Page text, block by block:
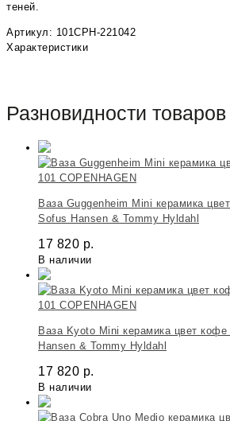
теней.
Артикул: 101CPH-221042
Характеристики
Разновидности товаров
101 COPENHAGEN
Ваза Guggenheim Mini керамика
Sofus Hansen & Tommy Hyldahl
17 820 р.
В наличии
101 COPENHAGEN
Ваза Kyoto Mini керамика цвет
Hansen & Tommy Hyldahl
17 820 р.
В наличии